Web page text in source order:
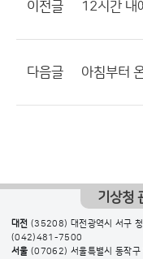
이전글
다음글 아침부터
기상청
대전 (35208) 대전광역시 서구
(042)481-7500
서울 (07062) 서울특별시 동작